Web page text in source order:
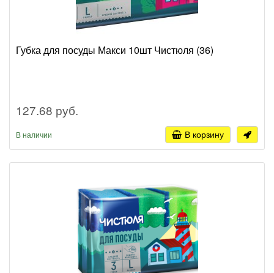
Губка для посуды Макси 10шт Чистюля (36)
127.68 руб.
В наличии В корзину